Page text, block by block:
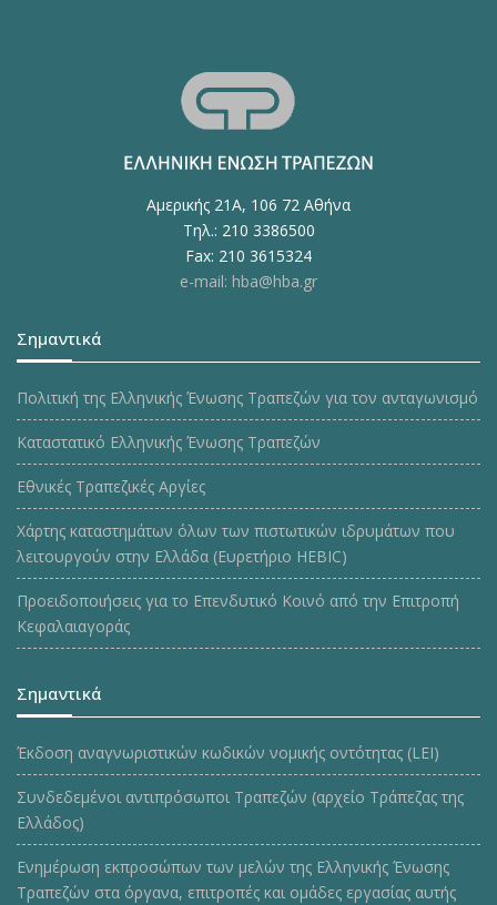
Αμερικής 21Α, 106 72 Αθήνα
Τηλ.: 210 3386500
Fax: 210 3615324
e-mail: hba@hba.gr
Σημαντικά
Πολιτική της Ελληνικής Ένωσης Τραπεζών για τον ανταγωνισμό
Καταστατικό Ελληνικής Ένωσης Τραπεζών
Εθνικές Τραπεζικές Αργίες
Χάρτης καταστημάτων όλων των πιστωτικών ιδρυμάτων που
λειτουργούν στην Ελλάδα (Ευρετήριο HEBIC)
Προειδοποιήσεις για το Επενδυτικό Κοινό από την Επιτροπή
Κεφαλαιαγοράς
Σημαντικά
Έκδοση αναγνωριστικών κωδικών νομικής οντότητας (LEI)
Συνδεδεμένοι αντιπρόσωποι Τραπεζών (αρχείο Τράπεζας της
Ελλάδος)
Ενημέρωση εκπροσώπων των μελών της Ελληνικής Ένωσης
Τραπεζών στα όργανα, επιτροπές και ομάδες εργασίας αυτής